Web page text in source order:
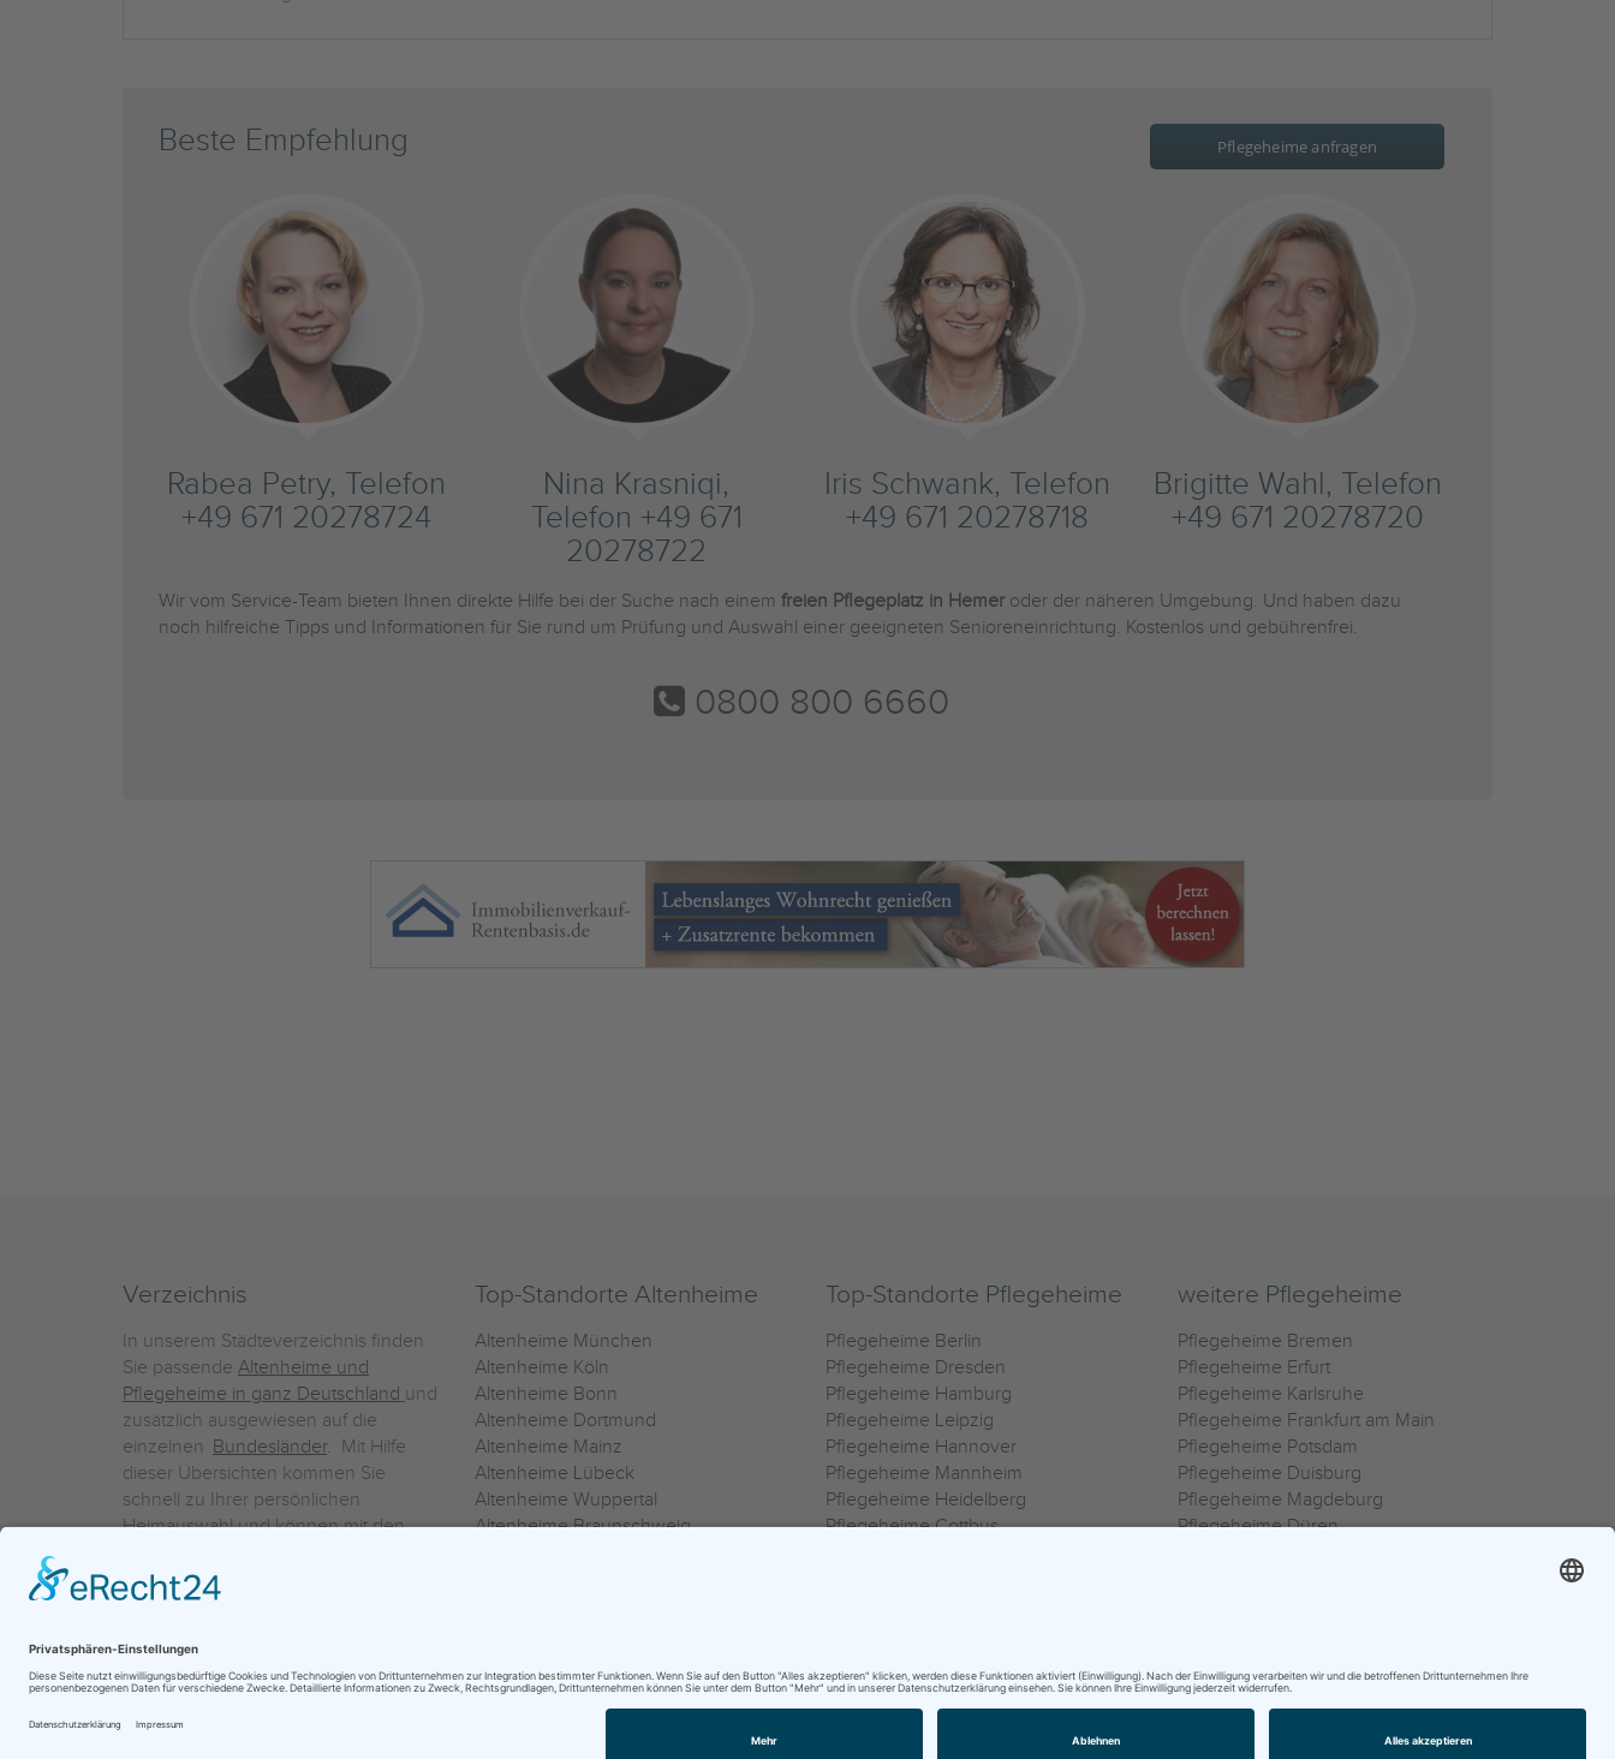
Beste Empfehlung Pflegeheime anfragen
Rabea Petry, Telefon
+49 671 20278724
Nina Krasniqi,
Telefon +49 671
20278722
Iris Schwank, Telefon
+49 671 20278718
Brigitte Wahl, Telefon
+49 671 20278720
Wir vom Service-Team bieten Ihnen direkte Hilfe bei der Suche nach einem freien Pflegeplatz in Hemer oder der näheren Umgebung. Und haben dazu
noch hilfreiche Tipps und Informationen für Sie rund um Prüfung und Auswahl einer geeigneten Senioreneinrichtung. Kostenlos und gebührenfrei.
0800 800 6660
Verzeichnis
In unserem Städteverzeichnis finden
Sie passende Altenheime und
Pflegeheime in ganz Deutschland und
zusätzlich ausgewiesen auf die
einzelnen Bundesländer. Mit Hilfe
dieser Übersichten kommen Sie
schnell zu Ihrer persönlichen
Heimauswahl und können mit den
einzelnen Häuser Leistungsvergleiche
vornehmen.
Top-Standorte Altenheime
Altenheime München
Altenheime Köln
Altenheime Bonn
Altenheime Dortmund
Altenheime Mainz
Altenheime Lübeck
Altenheime Wuppertal
Altenheime Braunschweig
Top-Standorte Pflegeheime
Pflegeheime Berlin
Pflegeheime Dresden
Pflegeheime Hamburg
Pflegeheime Leipzig
Pflegeheime Hannover
Pflegeheime Mannheim
Pflegeheime Heidelberg
Pflegeheime Cottbus
weitere Pflegeheime
Pflegeheime Bremen
Pflegeheime Erfurt
Pflegeheime Karlsruhe
Pflegeheime Frankfurt am Main
Pflegeheime Potsdam
Pflegeheime Duisburg
Pflegeheime Magdeburg
Pflegeheime Düren
0800 800 666 0